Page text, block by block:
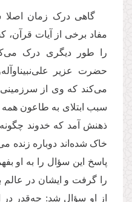
گاهی درک زمان اصلا
مفاد برخی از آیات
را طور دیگری درک
حضرت عزیر
می‌کند که وی از سرزمینی
سبب ابتلای به طاعون همه
ذهنش آمد که خدوند
خاک شده‌اند دوباره زنده
پاسخ این سؤال را به او
را گرفت و ایشان در عالم
از او سؤال شد: چه‌قدر